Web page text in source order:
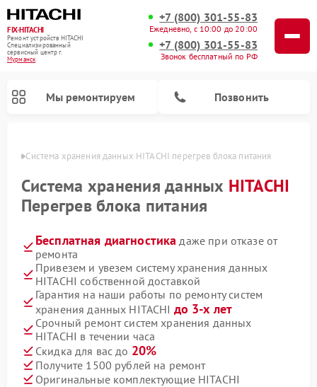
FIX-HITACHI
Ремонт устройств HITACHI
Специализированный
cервисный центр г.
Мурманск
+7 (800) 301-55-83
Ежедневно, с 10:00 до 20:00
+7 (800) 301-55-83
Звонок бесплатный по РФ
Мы ремонтируем Позвонить
Система хранения данных HITACHI перегрев блока питания
Система хранения данных HITACHI
Перегрев блока питания
Бесплатная диагностика даже при отказе от
ремонта
Привезем и увезем систему хранения данных
HITACHI собственной доставкой
Гарантия на наши работы по ремонту систем
хранения данных HITACHI до 3-х лет
Срочный ремонт систем хранения данных
HITACHI в течении часа
Скидка для вас до 20%
Получите 1500 рублей на ремонт
Оригинальные комплектующие HITACHI